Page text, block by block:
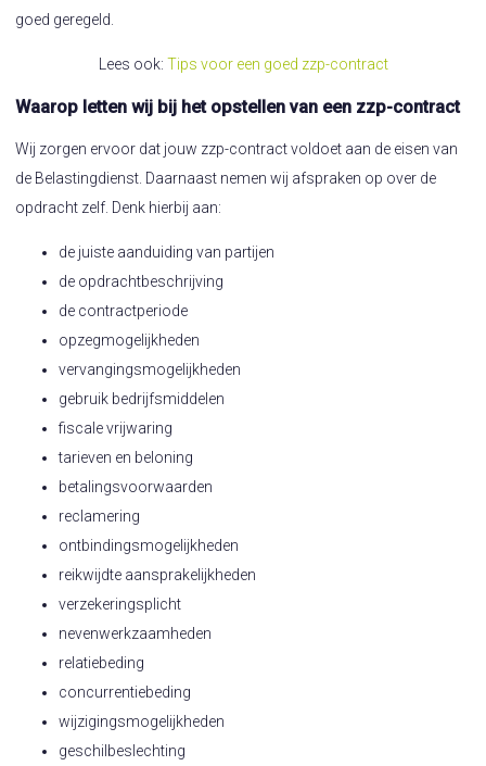
goed geregeld.
Lees ook: Tips voor een goed zzp-contract
Waarop letten wij bij het opstellen van een zzp-contract
Wij zorgen ervoor dat jouw zzp-contract voldoet aan de eisen van
de Belastingdienst. Daarnaast nemen wij afspraken op over de
opdracht zelf. Denk hierbij aan:
de juiste aanduiding van partijen
de opdrachtbeschrijving
de contractperiode
opzegmogelijkheden
vervangingsmogelijkheden
gebruik bedrijfsmiddelen
fiscale vrijwaring
tarieven en beloning
betalingsvoorwaarden
reclamering
ontbindingsmogelijkheden
reikwijdte aansprakelijkheden
verzekeringsplicht
nevenwerkzaamheden
relatiebeding
concurrentiebeding
wijzigingsmogelijkheden
geschilbeslechting